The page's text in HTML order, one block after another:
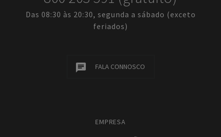
Das 08:30 às 20:30, segunda a sábado (exceto
feriados)
FALA CONNOSCO
EMPRESA